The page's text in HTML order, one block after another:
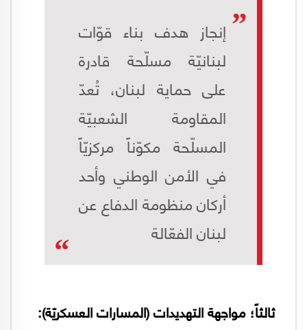
إنجاز هدف بناء قوّات
لبنانيّة مسلّحة قادرة
على حماية لبنان، تُعدّ
المقاومة الشعبيّة
المسلّحة مكوّناً مركزيّاً
في الأمن الوطني وأحد
أركان منظومة الدفاع عن
لبنان الفعّالة
ثالثاً؛ مواجهة التهديدات (المسارات العسكريّة):